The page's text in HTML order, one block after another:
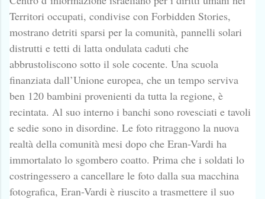
Territori occupati, condivise con Forbidden Stories,
mostrano detriti sparsi per la comunità, pannelli solari
distrutti e tetti di latta ondulata caduti che
abbrustoliscono sotto il sole cocente. Una scuola
finanziata dall’Unione europea, che un tempo serviva
ben 120 bambini provenienti da tutta la regione, è
recintata. Al suo interno i banchi sono rovesciati e tavoli
e sedie sono in disordine. Le foto ritraggono la nuova
realtà della comunità mesi dopo che Eran-Vardi ha
immortalato lo sgombero coatto. Prima che i soldati lo
costringessero a cancellare le foto dalla sua macchina
fotografica, Eran-Vardi è riuscito a trasmettere il suo